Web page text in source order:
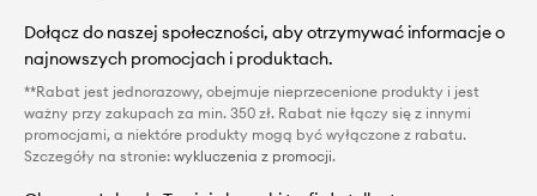
Dołącz do naszej społeczności, aby otrzymywać informacje o
najnowszych promocjach i produktach.
**Rabat jest jednorazowy, obejmuje nieprzecenione produkty i jest
ważny przy zakupach za min. 350 zł. Rabat nie łączy się z innymi
promocjami, a niektóre produkty mogą być wyłączone z rabatu.
Szczegóły na stronie: wykluczenia z promocji.